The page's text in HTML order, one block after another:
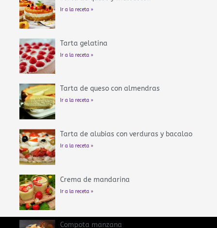
Ir a la receta »
Tarta gelatina
Ir a la receta »
Tarta de queso con almendras
Ir a la receta »
Tarta de alubias con verduras y bacalao
Ir a la receta »
Crema de mandarina
Ir a la receta »
Compota manzana